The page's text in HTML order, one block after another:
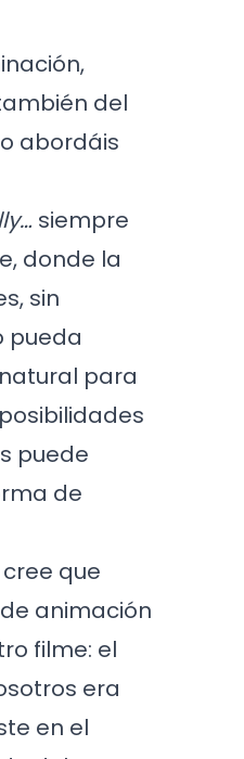
del
abordáis
siempre
donde la
sin
pueda
para
puede
de
que
animación
filme: el
era
en el